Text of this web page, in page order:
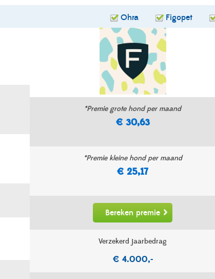
Ohra Figopet
*Premie grote hond per maand
€ 30,63
*Premie kleine hond per maand
€ 25,17
Bereken premie
Verzekerd jaarbedrag
€ 4.000,-